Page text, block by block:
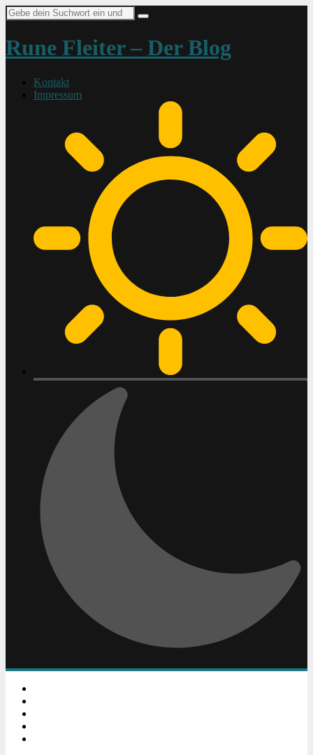
Suche
nach:
Rune Fleiter – Der Blog
Kontakt
Impressum